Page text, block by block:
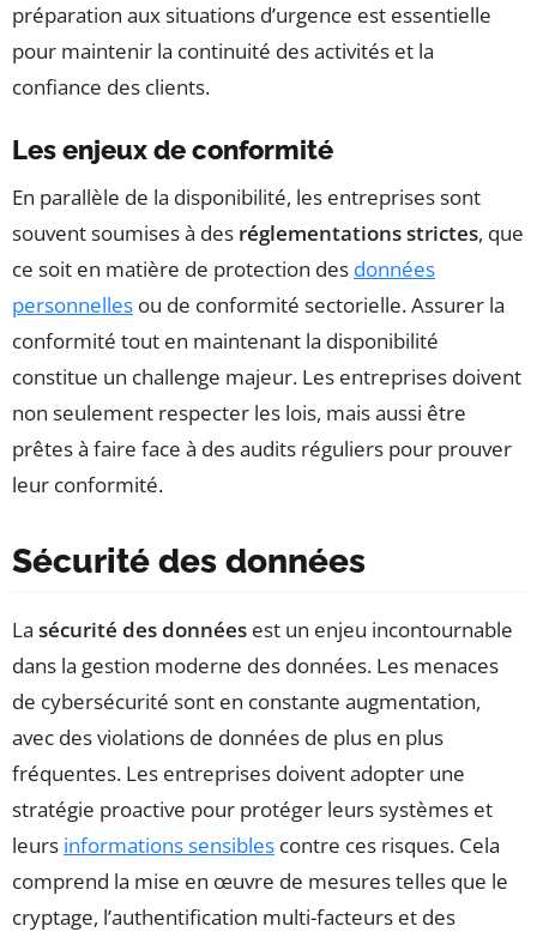
préparation aux situations d’urgence est essentielle
pour maintenir la continuité des activités et la
confiance des clients.
Les enjeux de conformité
En parallèle de la disponibilité, les entreprises sont
souvent soumises à des réglementations strictes, que
ce soit en matière de protection des données
personnelles ou de conformité sectorielle. Assurer la
conformité tout en maintenant la disponibilité
constitue un challenge majeur. Les entreprises doivent
non seulement respecter les lois, mais aussi être
prêtes à faire face à des audits réguliers pour prouver
leur conformité.
Sécurité des données
La sécurité des données est un enjeu incontournable
dans la gestion moderne des données. Les menaces
de cybersécurité sont en constante augmentation,
avec des violations de données de plus en plus
fréquentes. Les entreprises doivent adopter une
stratégie proactive pour protéger leurs systèmes et
leurs informations sensibles contre ces risques. Cela
comprend la mise en œuvre de mesures telles que le
cryptage, l’authentification multi-facteurs et des